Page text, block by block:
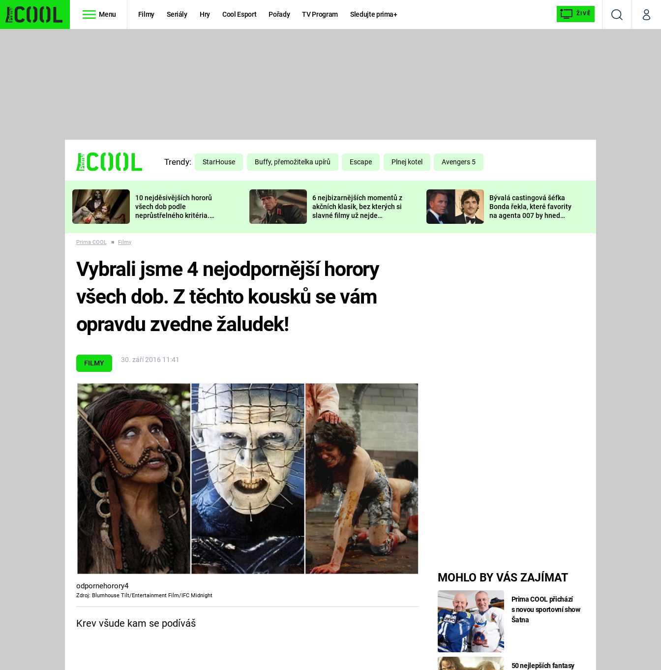
Menu Filmy Seriály Hry Cool Esport Pořady TV Program Sledujte prima+ ŽIVĚ
VyhledáváníMůj
TŘESKU
FUTURAMA
PREDÁTOR
DELIVERANCE
KOMEDIE
CHUCK
NORRIS
DEADPOOL
Prima LAJK
Sledujte nás
Trendy: StarHouse Buffy, přemožitelka upírů Escape Plnej kotel Avengers 5
10 nejděsivějších hororů
všech dob podle
neprůstřelného kritéria.
nejvíc zvednou tep?
6 nejbizarnějších momentů z
akčních klasik, bez kterých si
slavné filmy už nejde
Bývalá castingová šéfka
Bonda řekla, které favority
na agenta 007 by hned
Prima COOL ■ Filmy
FILMY 30. září 2016 11:41
MOHLO BY VÁS ZAJÍMAT
Prima COOL přichází
s novou sportovní show
Šatna
50 nejlepších fantasy
Vybrali jsme 4 nejodpornější horory
všech dob. Z těchto kousků se vám
opravdu zvedne žaludek!
odpornehorory4
Zdroj: Blumhouse Tilt/Entertainment Film/IFC Midnight
Krev všude kam se podíváš